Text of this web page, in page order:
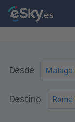
Desde
Destino